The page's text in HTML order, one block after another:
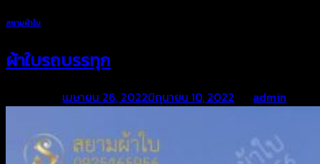
สยามผ้าใบ
ผ้าใบรถบรรทุก
เมษายน 26, 2022มิถุนายน 10, 2022 admin